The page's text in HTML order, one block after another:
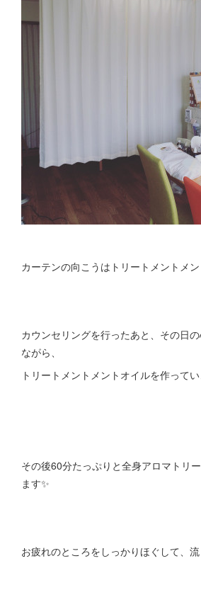
カーテンの向こうはトリートメントメ
カウンセリングを行ったあと、その日
ながら、
トリートメントメントオイルを作って
その後60分たっぷりと全身アロマトリ
ます✨
お疲れのところをしっかりほぐして、